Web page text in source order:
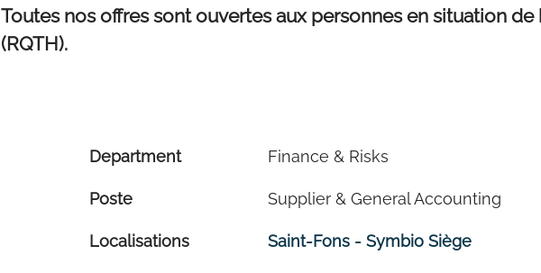
Toutes nos offres sont ouvertes aux personnes en situation de
(RQTH).
Department Finance & Risks
Poste Supplier & General Accounting
Localisations Saint-Fons - Symbio Siège